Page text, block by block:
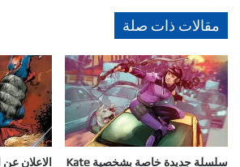
مقالات ذات صلة
سلسلة جديدة خاصة بشخصية Kate
الاعلان